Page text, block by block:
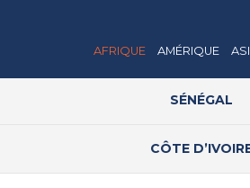
AFRIQUE AMÉRIQUE
SÉNÉGAL
CÔTE